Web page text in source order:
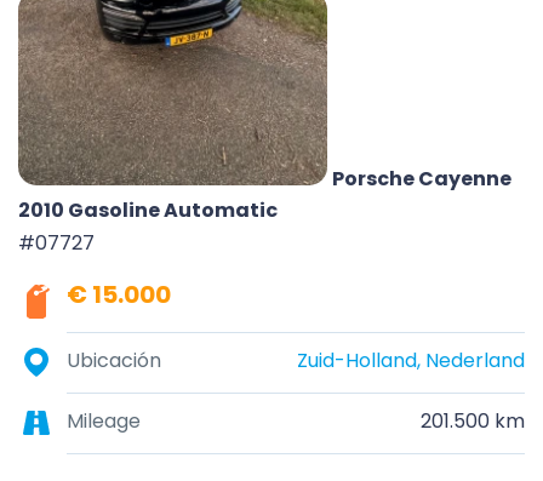
Porsche Cayenne
2010 Gasoline Automatic
#07727
€ 15.000
Ubicación Zuid-Holland, Nederland
Mileage 201.500 km